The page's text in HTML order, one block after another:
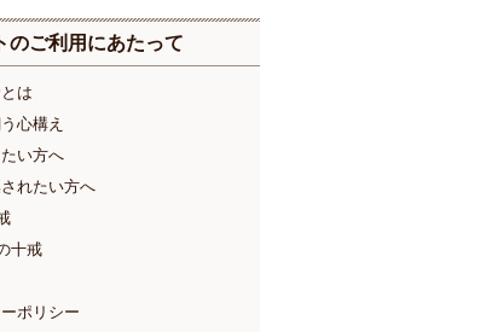
のご利用にあたって
は
心構え
い方へ
れたい方へ
十戒
ポリシー